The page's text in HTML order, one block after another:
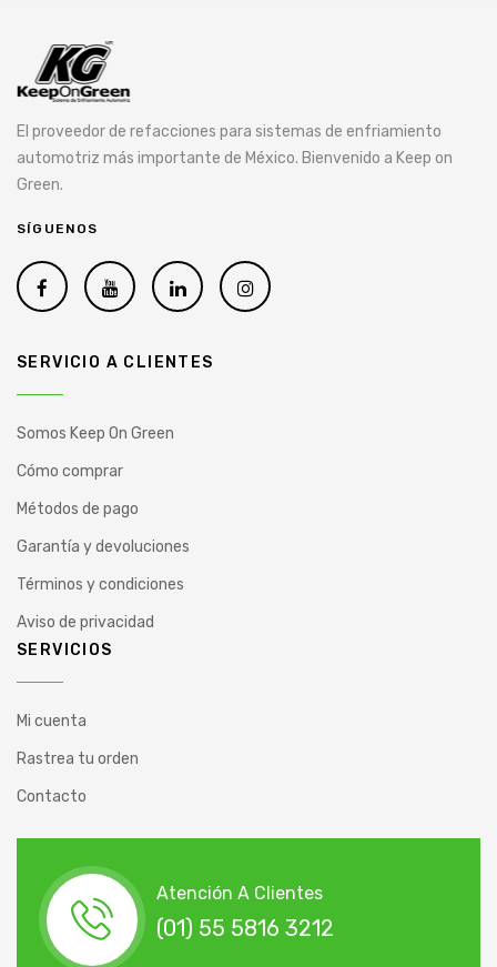
El proveedor de refacciones para sistemas de enfriamiento
automotriz más importante de México. Bienvenido a Keep on
Green.
SÍGUENOS
SERVICIO A CLIENTES
Somos Keep On Green
Cómo comprar
Métodos de pago
Garantía y devoluciones
Términos y condiciones
Aviso de privacidad
SERVICIOS
Mi cuenta
Rastrea tu orden
Contacto
Atención A Clientes
(01) 55 5816 3212